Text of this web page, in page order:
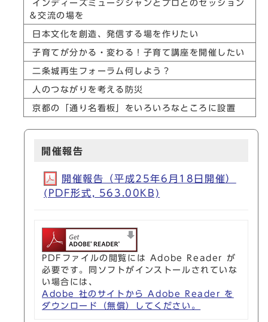
インディーズミュージシャンとプロとのセッション
＆交流の場を
日本文化を創造、発信する場を作りたい
子育てが分かる・変わる！子育て講座を開催したい
二条城再生フォーラム何しよう？
人のつながりを考える防災
京都の「通り名看板」をいろいろなところに設置
開催報告
開催報告（平成25年6月18日開催）
(PDF形式, 563.00KB)
PDFファイルの閲覧には Adobe Reader が
必要です。同ソフトがインストールされていな
い場合には、
Adobe 社のサイトから Adobe Reader を
ダウンロード（無償）してください。